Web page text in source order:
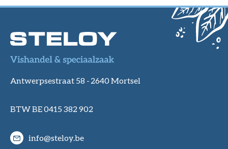
Antwerpsestraat 58 - 2640 Mortsel
BTW BE 0415 382 902
info@steloy.be